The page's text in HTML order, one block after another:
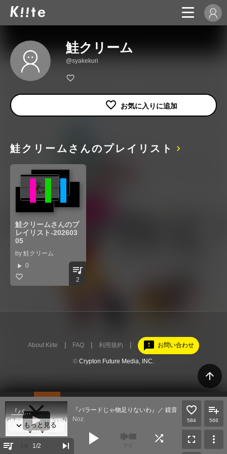
鮭クリーム
@syakekuri
鮭クリームさんのプレイリスト
鮭クリームさんのプ
レイリスト-202603
05
by 鮭クリーム
play_arrow 0 queue_music
2
arrow_upward
About Kiite FAQ 利用規約 feedback お問い合わせ
© Crypton Future Media, INC.
queue_music 1 /2 skip_next
『バラードじゃ物足りないわ』／ 鏡音リン
Noz.
play_arrow サビ
shuffle
584 566
fullscreen more_vert